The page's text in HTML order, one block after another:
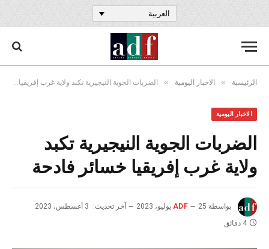
العربية
الرئيسية » الاخبار اليومية » الضربات الجوية النيجيرية تكبد ولاية غرب إفريقيا خسائر فادحة
الاخبار اليومية
الضربات الجوية النيجيرية تكبد
ولاية غرب إفريقيا خسائر فادحة
بواسطة ADF 25 يوليو، 2023 آخر تحديث:
3 أغسطس، 2023
4 دقائق